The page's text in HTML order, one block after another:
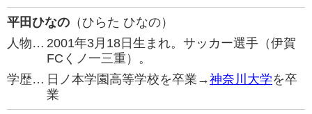
平田ひなの （ひらた ひなの）
人物… 2001年3月18日生まれ。サッカー選手（伊賀
FCくノ一三重）。
学歴… 日ノ本学園高等学校を卒業→神奈川大学を卒
業